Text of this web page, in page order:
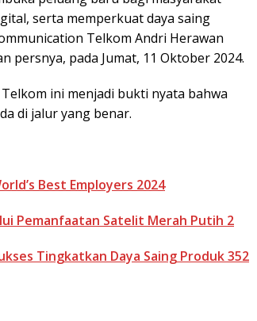
serta memperkuat daya saing
Telkom Andri Herawan
persnya, pada Jumat, 11 Oktober 2024.
ini menjadi bukti nyata bahwa
di jalur yang benar.
Best Employers 2024
Pemanfaatan Satelit Merah Putih 2
Tingkatkan Daya Saing Produk 352